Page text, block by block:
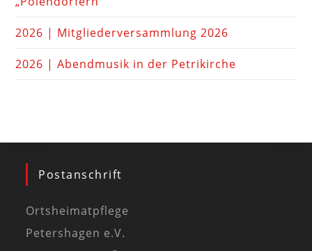
2026 | Mitgliederversammlung 2026
2026 | Abendmusik in der Petrikirche
Postanschrift
Ortsheimatpflege
Petershagen e.V.